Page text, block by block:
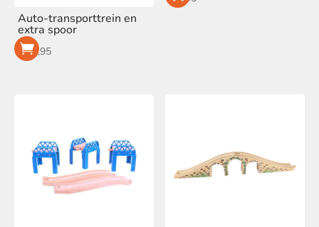
Auto-transporttrein en
extra spoor
€18,95